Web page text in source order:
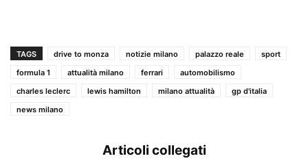
TAGS drive to monza notizie milano palazzo reale
sport
formula 1
attualità milano ferrari
automobilismo
charles leclerc
lewis hamilton milano attualità
gp d'italia
news milano
Articoli collegati